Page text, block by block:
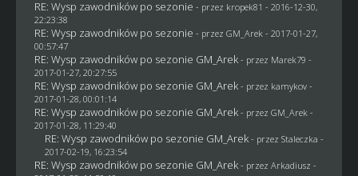
RE: Wysp zawodników po sezonie - przez kropek81 - 2016-12-30,
22:23:38
RE: Wysp zawodników po sezonie - przez GM_Arek - 2017-01-27,
00:57:47
RE: Wysp zawodników po sezonie GM_Arek - przez Marek79 -
2017-01-27, 20:27:55
RE: Wysp zawodników po sezonie GM_Arek - przez kamykov-
2017-01-28, 00:01:14
RE: Wysp zawodników po sezonie GM_Arek - przez GM_Arek -
2017-01-28, 11:29:40
RE: Wysp zawodników po sezonie GM_Arek - przez Staleczka -
2017-02-19, 16:23:54
RE: Wysp zawodników po sezonie GM_Arek - przez Arkadiusz -